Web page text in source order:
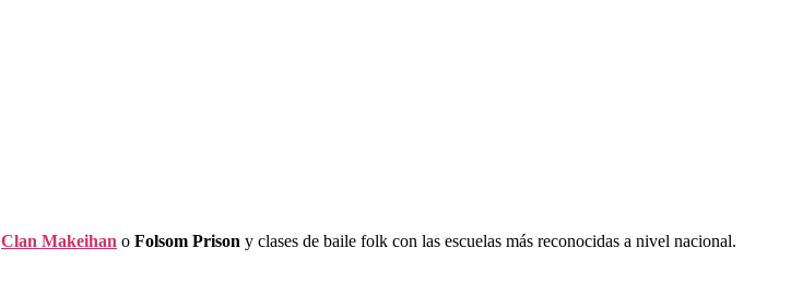
Clan Makeihan o Folsom Prison y clases de baile folk con las escuelas más reconocidas a nivel nacional.